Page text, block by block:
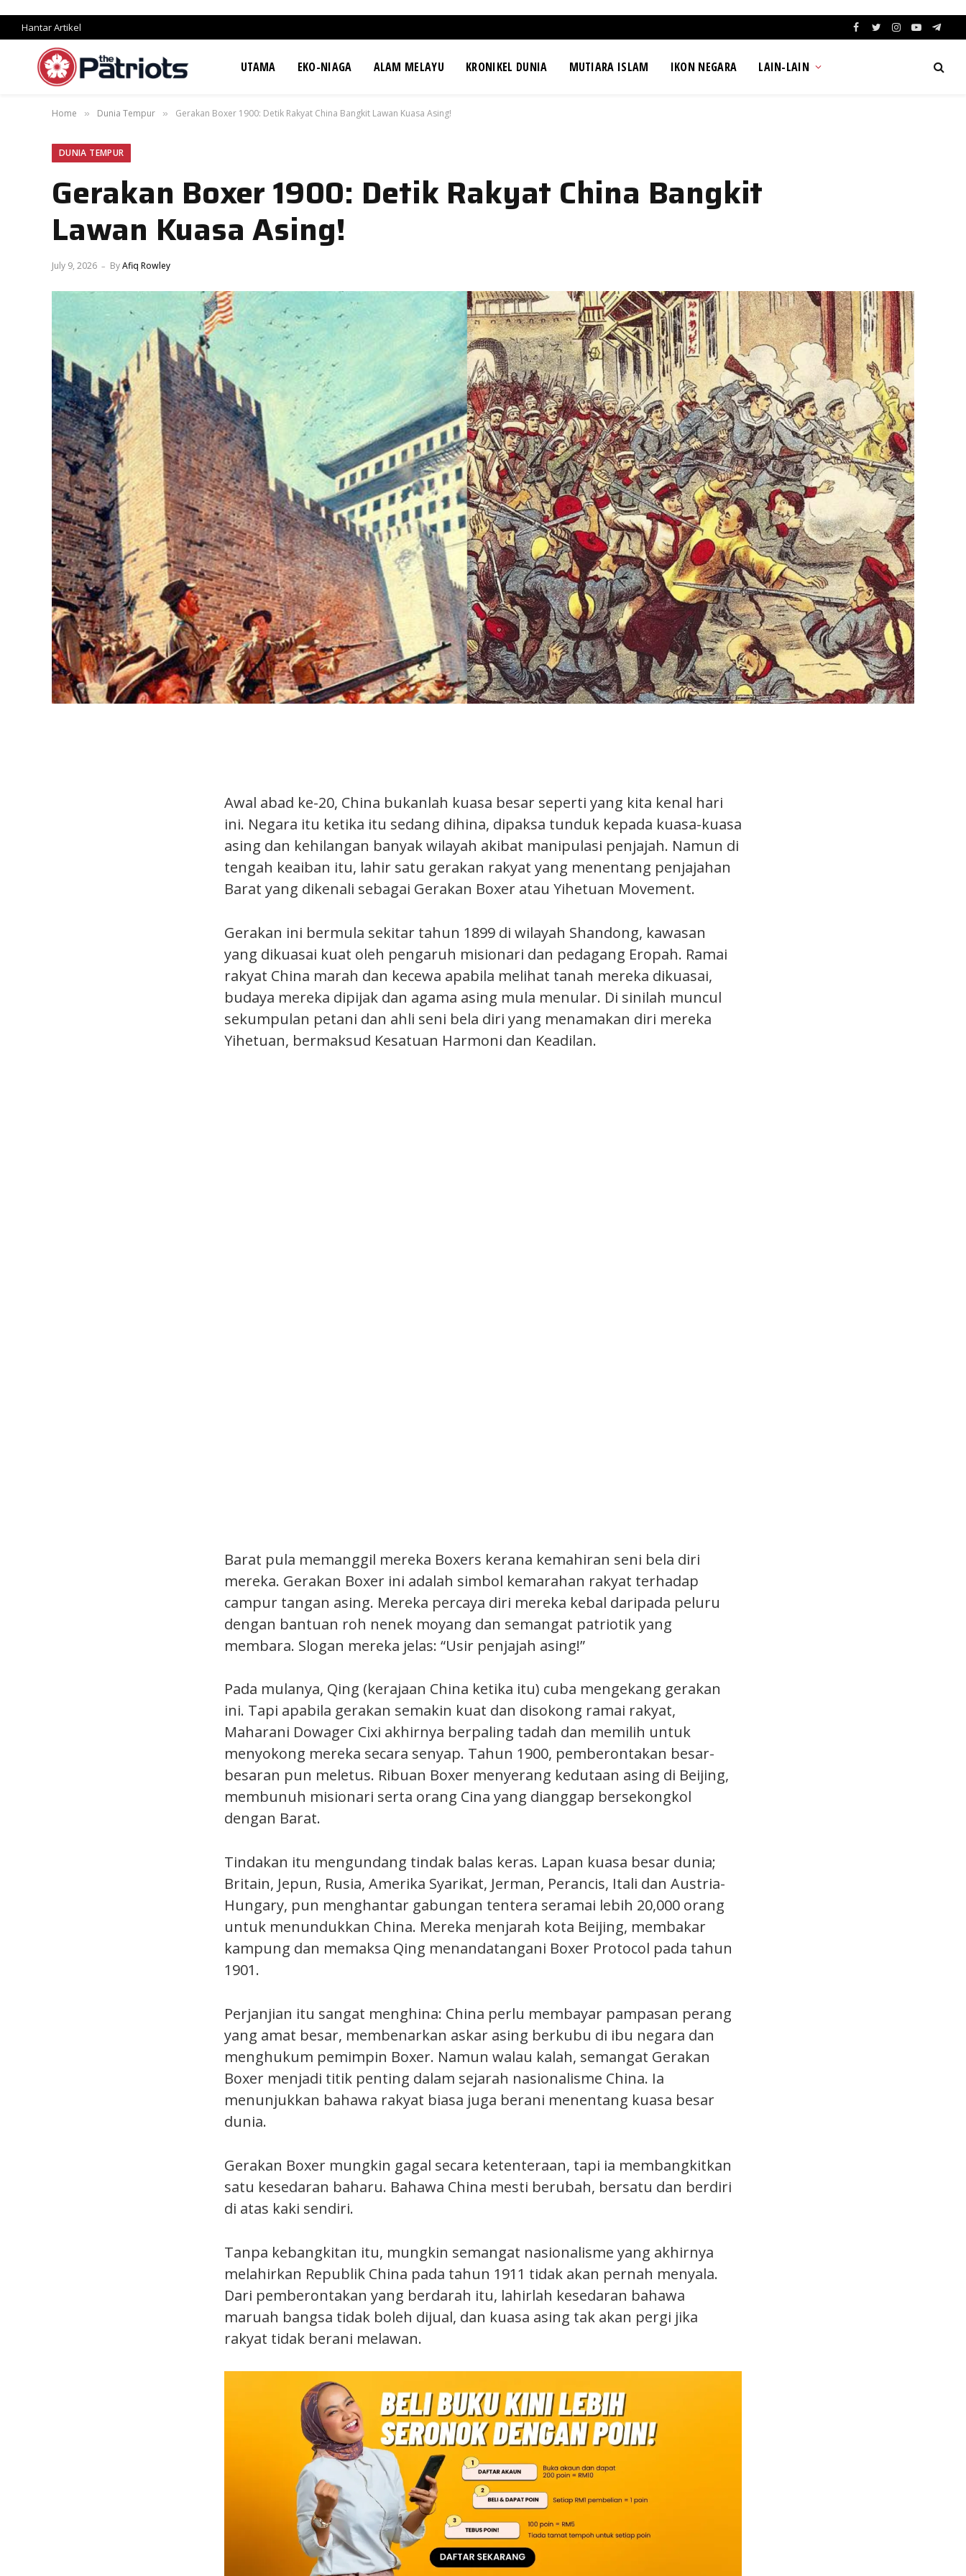
Hantar Artikel Facebook
TwitterInstagram
YouTube
UTAMA EKO-NIAGA ALAM MELAYU KRONIKEL DUNIA MUTIARA ISLAM IKON NEGARA LAIN-LAIN
Home » Dunia Tempur » Gerakan Boxer 1900: Detik Rakyat China Bangkit Lawan Kuasa Asing!
DUNIA TEMPUR
Gerakan Boxer 1900: Detik Rakyat China Bangkit
Lawan Kuasa Asing!
July 9, 2026 ByAfiq Rowley
Awal abad ke-20, China bukanlah kuasa besar seperti yang kita kenal hari
ini. Negara itu ketika itu sedang dihina, dipaksa tunduk kepada kuasa-kuasa
asing dan kehilangan banyak wilayah akibat manipulasi penjajah. Namun di
tengah keaiban itu, lahir satu gerakan rakyat yang menentang penjajahan
Barat yang dikenali sebagai Gerakan Boxer atau Yihetuan Movement.
Gerakan ini bermula sekitar tahun 1899 di wilayah Shandong, kawasan
yang dikuasai kuat oleh pengaruh misionari dan pedagang Eropah. Ramai
rakyat China marah dan kecewa apabila melihat tanah mereka dikuasai,
budaya mereka dipijak dan agama asing mula menular. Di sinilah muncul
sekumpulan petani dan ahli seni bela diri yang menamakan diri mereka
Yihetuan, bermaksud Kesatuan Harmoni dan Keadilan.
Barat pula memanggil mereka Boxers kerana kemahiran seni bela diri
mereka. Gerakan Boxer ini adalah simbol kemarahan rakyat terhadap
campur tangan asing. Mereka percaya diri mereka kebal daripada peluru
dengan bantuan roh nenek moyang dan semangat patriotik yang
membara. Slogan mereka jelas: “Usir penjajah asing!”
Pada mulanya, Qing (kerajaan China ketika itu) cuba mengekang gerakan
ini. Tapi apabila gerakan semakin kuat dan disokong ramai rakyat,
Maharani Dowager Cixi akhirnya berpaling tadah dan memilih untuk
menyokong mereka secara senyap. Tahun 1900, pemberontakan besar-
besaran pun meletus. Ribuan Boxer menyerang kedutaan asing di Beijing,
membunuh misionari serta orang Cina yang dianggap bersekongkol
dengan Barat.
Tindakan itu mengundang tindak balas keras. Lapan kuasa besar dunia;
Britain, Jepun, Rusia, Amerika Syarikat, Jerman, Perancis, Itali dan Austria-
Hungary, pun menghantar gabungan tentera seramai lebih 20,000 orang
untuk menundukkan China. Mereka menjarah kota Beijing, membakar
kampung dan memaksa Qing menandatangani Boxer Protocol pada tahun
1901.
Perjanjian itu sangat menghina: China perlu membayar pampasan perang
yang amat besar, membenarkan askar asing berkubu di ibu negara dan
menghukum pemimpin Boxer. Namun walau kalah, semangat Gerakan
Boxer menjadi titik penting dalam sejarah nasionalisme China. Ia
menunjukkan bahawa rakyat biasa juga berani menentang kuasa besar
dunia.
Gerakan Boxer mungkin gagal secara ketenteraan, tapi ia membangkitkan
satu kesedaran baharu. Bahawa China mesti berubah, bersatu dan berdiri
di atas kaki sendiri.
Tanpa kebangkitan itu, mungkin semangat nasionalisme yang akhirnya
melahirkan Republik China pada tahun 1911 tidak akan pernah menyala.
Dari pemberontakan yang berdarah itu, lahirlah kesedaran bahawa
maruah bangsa tidak boleh dijual, dan kuasa asing tak akan pergi jika
rakyat tidak berani melawan.